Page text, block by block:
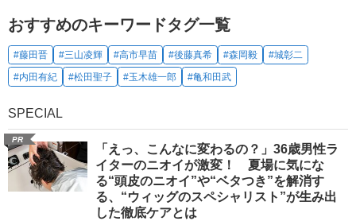
おすすめのキーワードタグ一覧
#藤田晋 #三山凌輝 #高市早苗 #後藤真希 #森岡毅
#城彰二
#内田有紀
#松田聖子 #玉木雄一郎 #亀和田武
SPECIAL
PR
「えっ、こんなに変わるの？」36歳男性ラ
イターのニオイが激変！ 夏場に気にな
る“頭皮のニオイ”や“ベタつき”を解消す
る、“ウィッグのスペシャリスト”が生み出
した徹底ケアとは